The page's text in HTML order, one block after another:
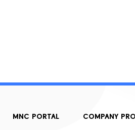
MNC PORTAL COMPANY